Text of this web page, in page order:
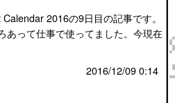
2016の9日目の記事です。
あって仕事で使ってました。今現在
2016/12/09 0:14